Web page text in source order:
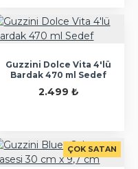
Guzzini Dolce Vita 4'lü
Bardak 470 ml Sedef
2.499 ₺
ÇOK SATAN